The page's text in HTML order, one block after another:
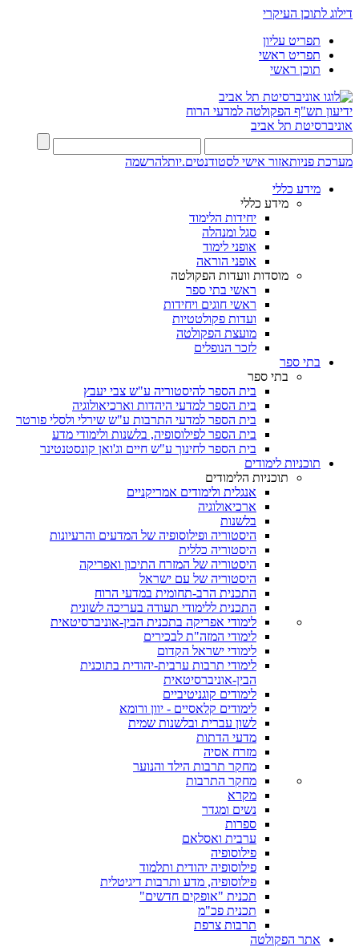
דילוג לתוכן העיקרי
תפריט עליון
תפריט ראשי
תוכן ראשי
ידיעון תש"ף הפקולטה למדעי הרוח
אוניברסיטת תל אביב
מערכת פניותאזור אישי לסטודנטים.יותלהרשמה
מידע כללי
מידע כללי
יחידות הלימוד
סגל ומנהלה
אופני לימוד
אופני הוראה
מוסדות וועדות הפקולטה
ראשי בתי ספר
ראשי חוגים ויחידות
ועדות פקולטטיות
מועצת הפקולטה
לזכר הנופלים
בתי ספר
בתי ספר
בית הספר להיסטוריה ע"ש צבי יעבץ
בית הספר למדעי היהדות וארכיאולוגיה
בית הספר למדעי התרבות ע"ש שירלי ולסלי פורטר
בית הספר לפילוסופיה, בלשנות ולימודי מדע
בית הספר לחינוך ע"ש חיים וג'ואן קונסטנטינר
תוכניות לימודים
תוכניות הלימודים
אנגלית ולימודים אמריקניים
ארכיאולוגיה
בלשנות
היסטוריה ופילוסופיה של המדעים והרעיונות
היסטוריה כללית
היסטוריה של המזרח התיכון ואפריקה
היסטוריה של עם ישראל
התכנית הרב-תחומית במדעי הרוח
התכנית ללימודי תעודה בעריכה לשונית
לימודי אפריקה בתכנית הבין-אוניברסיטאית
לימודי המזה"ת לבכירים
לימודי ישראל הקדום
לימודי תרבות ערבית-יהודית בתוכנית
הבין-אוניברסיטאית
לימודים קוגניטיביים
לימודים קלאסיים - יוון ורומא
לשון עברית ובלשנות שמית
מדעי הדתות
מזרח אסיה
מחקר תרבות הילד והנוער
מחקר התרבות
מקרא
נשים ומגדר
ספרות
ערבית ואסלאם
פילוסופיה
פילוסופיה יהודית ותלמוד
פילוסופיה, מדע ותרבות דיגיטלית
תכנית "אופקים חדשים"
תכנית פכ"מ
תרבות צרפת
אתר הפקולטה